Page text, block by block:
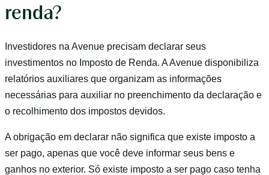
renda?
Investidores na Avenue precisam declarar seus
investimentos no Imposto de Renda. A Avenue disponibiliza
relatórios auxiliares que organizam as informações
necessárias para auxiliar no preenchimento da declaração e
o recolhimento dos impostos devidos.
A obrigação em declarar não significa que existe imposto a
ser pago, apenas que você deve informar seus bens e
ganhos no exterior. Só existe imposto a ser pago caso tenha